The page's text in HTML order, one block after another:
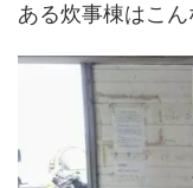
ある炊事棟はこん